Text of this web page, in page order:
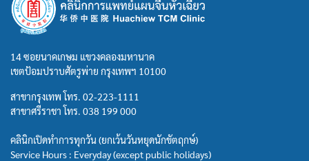
14 ซอยนาคเกษม แขวงคลองมหานาค
เขตป้อมปราบศัตรูพ่าย กรุงเทพฯ 10100
สาขากรุงเทพ โทร. 02-223-1111
สาขาศรีราชา โทร. 038 199 000
คลินิกเปิดทำการทุกวัน (ยกเว้นวันหยุดนักขัตฤกษ์)
Service Hours : Everyday (except public holidays)